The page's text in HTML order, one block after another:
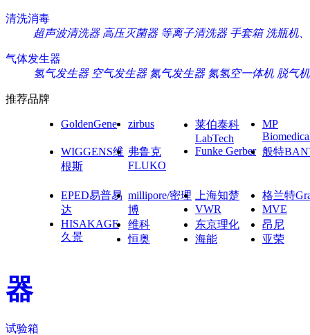
清洗消毒
超声波清洗器 高压灭菌器 等离子清洗器 手套箱 洗瓶机
气体发生器
氢气发生器 空气发生器 氮气发生器 氮氢空一体机 脱气机
推荐品牌
GoldenGene zirbus
莱伯泰科
LabTech
MP
WIGGENS维
根斯
弗鲁克
FLUKO
Funke Gerber 般特
EPED易普易
达
millipore/密理
博
上海知楚
格兰特
VWR
MVE
HISAKAGE
久景
维科 东京理化
昂尼
恒奥
海能 亚荣
器
试验箱